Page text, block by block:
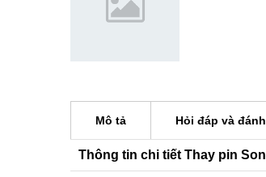
Mô tả Hỏi đáp và
Thông tin chi tiết Thay pin